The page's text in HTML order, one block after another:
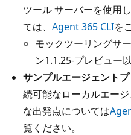
ツール サーバーを使用
ては、 Agent 365 CLIを
モックツーリングサ
ン1.1.25-プレビュー
サンプルエージェント
続可能なローカルエー
な出発点については
覧ください。